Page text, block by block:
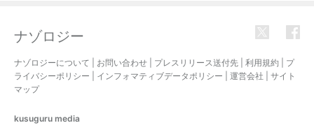
ナゾロジー
ナゾロジーについて お問い合わせ プレスリリース送付先 利用規約
プ
ライバシーポリシー
インフォマティブデータポリシー 運営会社
サイト
マップ
kusuguru media